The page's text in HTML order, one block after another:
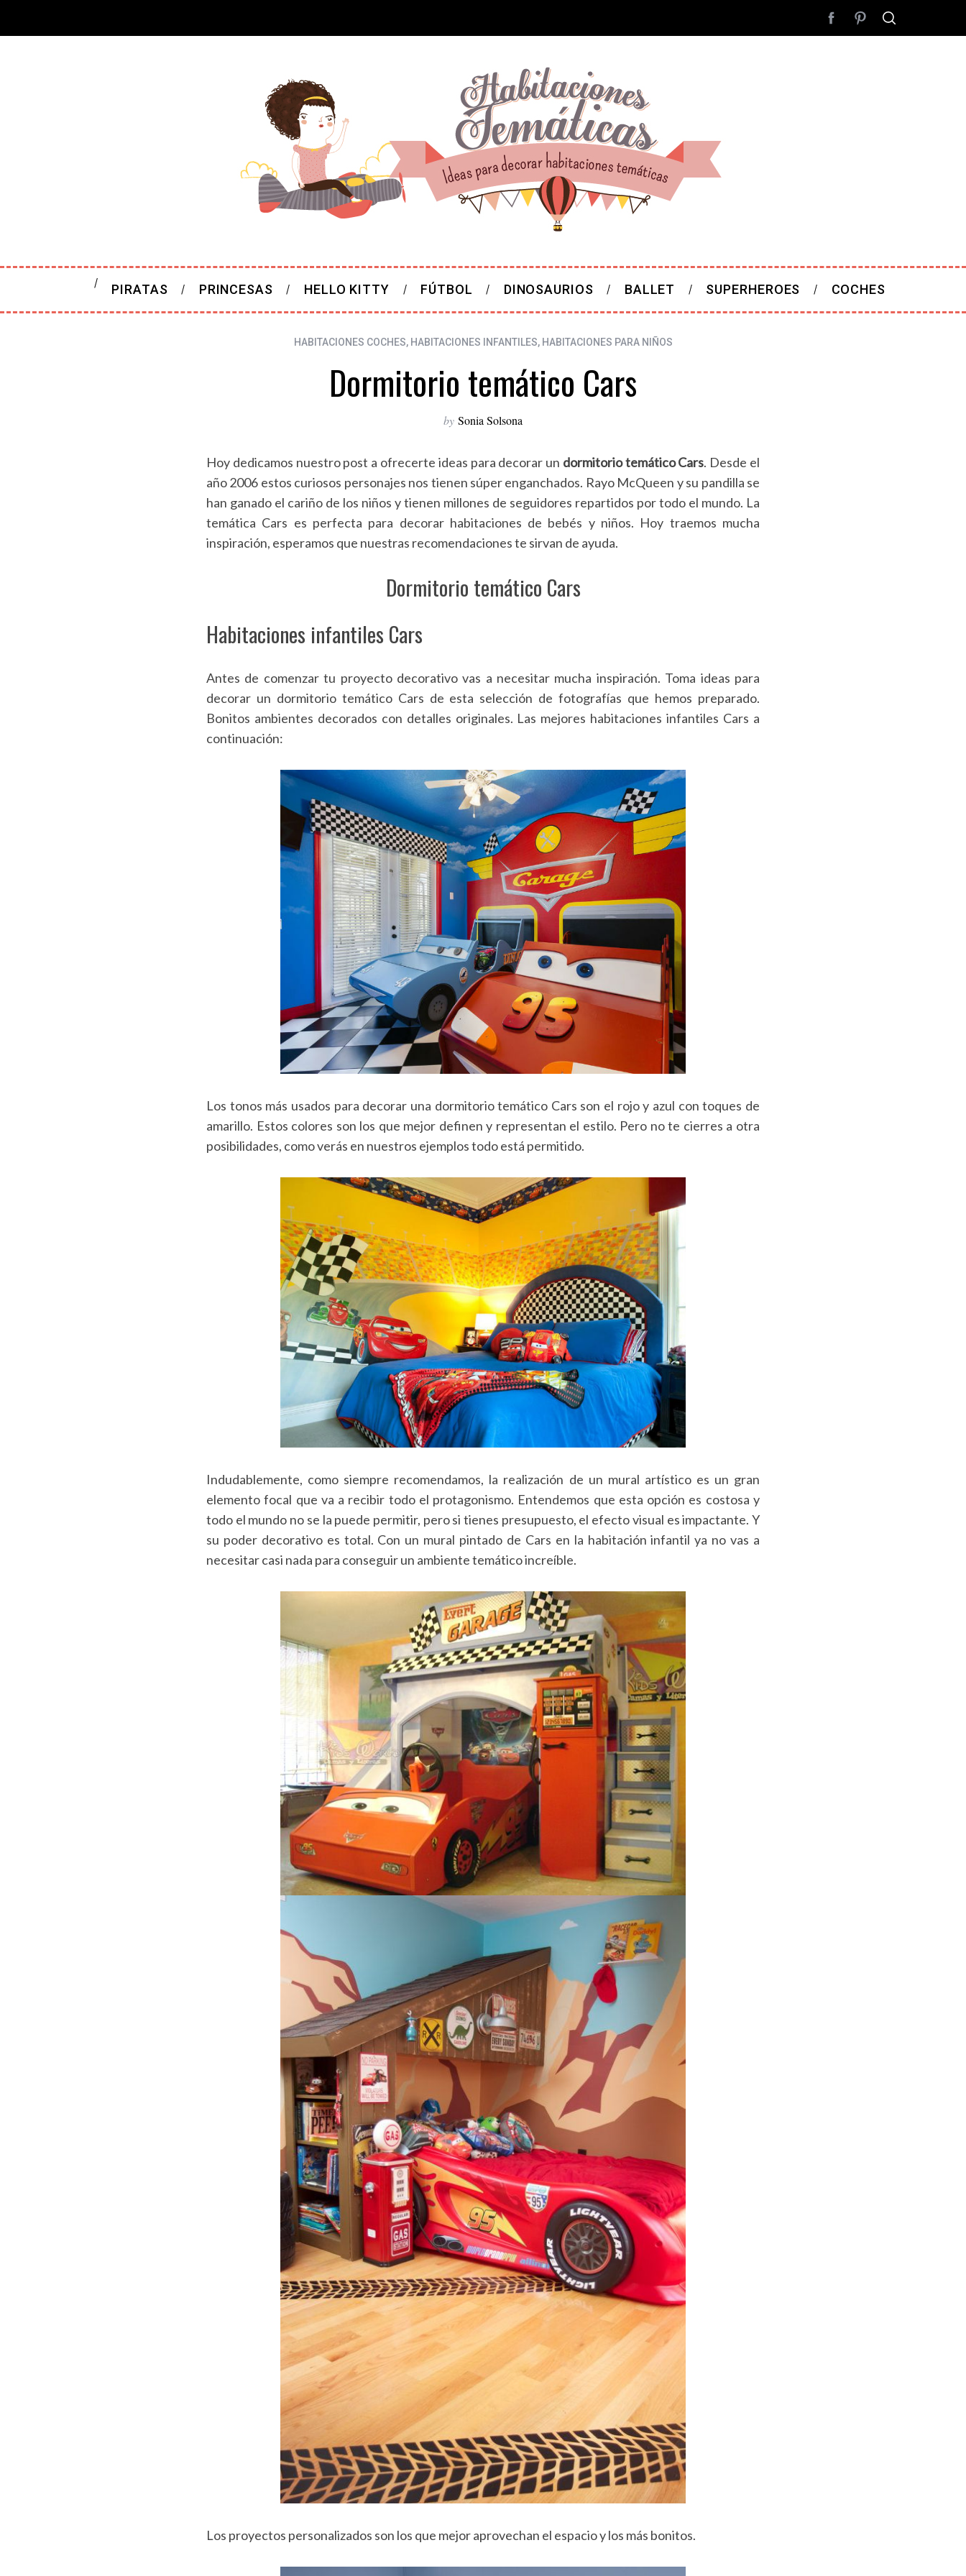
PIRATAS PRINCESAS HELLO KITTY FÚTBOL DINOSAURIOS BALLET SUPERHEROES COCHES
HABITACIONES COCHES, HABITACIONES INFANTILES, HABITACIONES PARA NIÑOS
Dormitorio temático Cars
by Sonia Solsona
Hoy dedicamos nuestro post a ofrecerte ideas para decorar un dormitorio temático Cars. Desde el
año 2006 estos curiosos personajes nos tienen súper enganchados. Rayo McQueen y su pandilla se
han ganado el cariño de los niños y tienen millones de seguidores repartidos por todo el mundo. La
temática Cars es perfecta para decorar habitaciones de bebés y niños. Hoy traemos mucha
inspiración, esperamos que nuestras recomendaciones te sirvan de ayuda.
Dormitorio temático Cars
Habitaciones infantiles Cars
Antes de comenzar tu proyecto decorativo vas a necesitar mucha inspiración. Toma ideas para
decorar un dormitorio temático Cars de esta selección de fotografías que hemos preparado.
Bonitos ambientes decorados con detalles originales. Las mejores habitaciones infantiles Cars a
continuación:
Los tonos más usados para decorar una dormitorio temático Cars son el rojo y azul con toques de
amarillo. Estos colores son los que mejor definen y representan el estilo. Pero no te cierres a otra
posibilidades, como verás en nuestros ejemplos todo está permitido.
Indudablemente, como siempre recomendamos, la realización de un mural artístico es un gran
elemento focal que va a recibir todo el protagonismo. Entendemos que esta opción es costosa y
todo el mundo no se la puede permitir, pero si tienes presupuesto, el efecto visual es impactante. Y
su poder decorativo es total. Con un mural pintado de Cars en la habitación infantil ya no vas a
necesitar casi nada para conseguir un ambiente temático increíble.
Los proyectos personalizados son los que mejor aprovechan el espacio y los más bonitos.